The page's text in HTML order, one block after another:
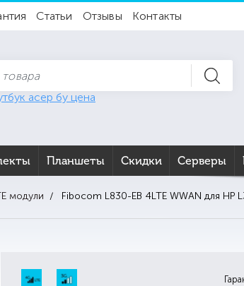
Статьи Отзывы Контакты
асер бу цена
Планшеты Скидки Серверы
модули Fibocom L830-EB 4LTE WWAN для HP